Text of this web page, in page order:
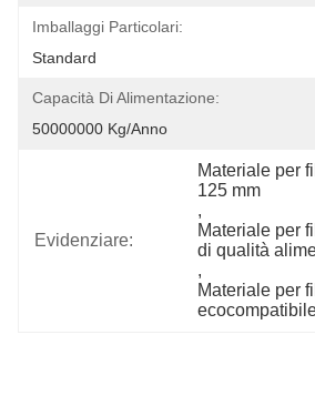
Imballaggi Particolari:
Standard
Capacità Di Alimentazione:
50000000 Kg/anno
Evidenziare:
Materiale per
125 mm
,
Materiale per
di qualità
,
Materiale per